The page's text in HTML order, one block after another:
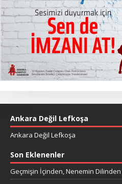
Ankara Değil Lefkoşa
Ankara Değil Lefkoşa
Son Eklenenler
Geçmişin İçinden, Nenemin Dilinden